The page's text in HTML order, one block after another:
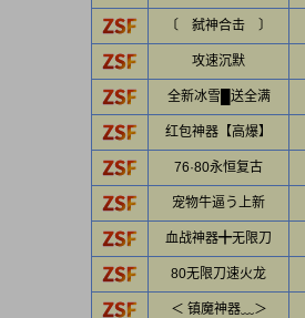
〔 弑神合击 〕
攻速沉默
全新冰雪█送全满
红包神器【高爆】
76·80永恒复古
宠物牛逼う上新
血战神器╋无限刀
80无限刀速火龙
＜ 镇魔神器﹏＞